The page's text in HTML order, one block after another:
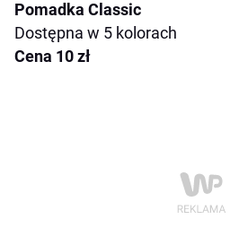
Pomadka Classic
Dostępna w 5 kolorach
Cena 10 zł